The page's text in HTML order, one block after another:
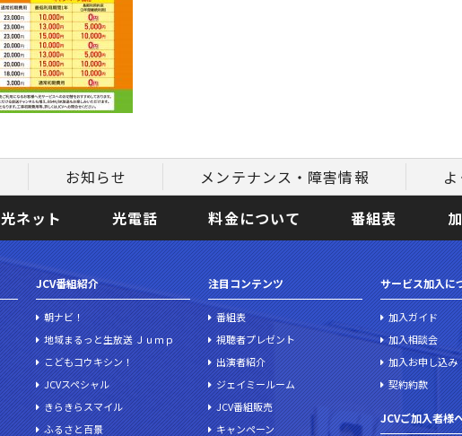
お知らせ メンテナンス・障害情報
光ネット 光電話 料金について 番組表
JCV番組紹介
朝ナビ！
地域まるっと生放送 Ｊｕｍｐ
こどもコウキシン！
JCVスペシャル
きらきらスマイル
ふるさと百景
注目コンテンツ
番組表
視聴者プレゼント
出演者紹介
ジェイミールーム
JCV番組販売
キャンペーン
サービス加入に
加入ガイド
加入相談会
加入お申し込み
契約約款
JCVご加入者様